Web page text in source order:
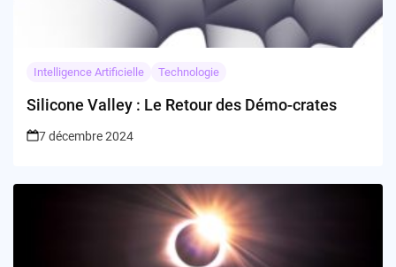
Intelligence Artificielle Technologie
Silicone Valley : Le Retour des Démo-crates
7 décembre 2024